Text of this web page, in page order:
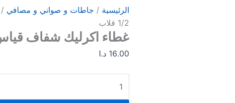
الرئيسية / جاطات و صواني و مصافي
1/2 قلاب
غطاء اكرليك شفاف قياس 1/2
16.00 د.ا
شفاف
قياس
1/2
قلاب